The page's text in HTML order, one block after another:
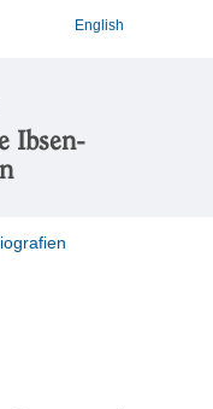
English
Ibsen-